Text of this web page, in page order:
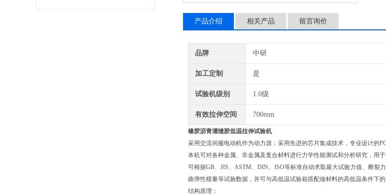
产品介绍 相关产品 留言询价
品牌 中研
加工定制 是
试验机级别 1.0级
有效拉伸空间 700mm
橡胶沥青灌缝胶低温拉伸试验机
采用交流伺服电动机作为动力源；采用先进的芯片集成技术，专业设计的
本机可对各种金属、非金属及复合材料进行力学性能测试和分析研究，用于
可根据GB、JIS、ASTM、DIN、ISO等标准自动求取最大试验力值、断裂
曲弹性模量等试验数据，并可与高低温试验箱搭配做材料的高低温条件下的
结构原理：